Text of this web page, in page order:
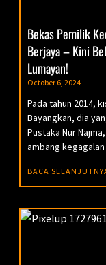
Bekas Pemilik
Berjaya – Kini
Lumayan!
October 6, 2024
Pada tahun 2014,
Bayangkan, dia
Pustaka Nur
ambang
BACA